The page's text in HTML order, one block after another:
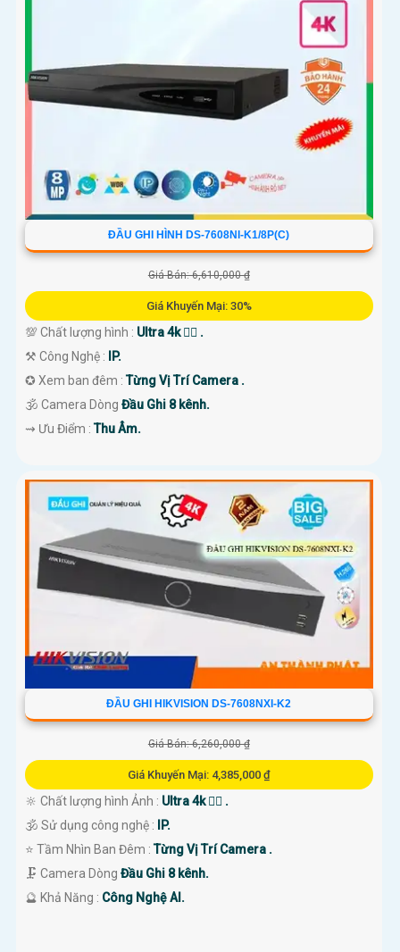
ĐẦU GHI HÌNH DS-7608NI-K1/8P(C)
Giá Bán: 6,610,000 ₫
Giá Khuyến Mại: 30%
💯 Chất lượng hình : Ultra 4k 👍🏾 .
⚒ Công Nghệ :
IP.
✪ Xem ban đêm :Từng Vị Trí Camera .
🕉️ Camera Dòng Đầu Ghi 8 kênh.
️⇝ Ưu Điểm :Thu Âm.
ĐẦU GHI HIKVISION DS-7608NXI-K2
Giá Bán: 6,260,000 ₫
Giá Khuyến Mại: 4,385,000 ₫
🔆 Chất lượng hình Ảnh : Ultra 4k 👍🏾 .
🕉️ Sử dụng công nghệ : IP.
⭐ Tầm Nhìn Ban Đêm :Từng Vị Trí Camera .
🗜️ Camera Dòng Đầu Ghi 8 kênh.
️🔮 Khả Năng : Công Nghệ AI.